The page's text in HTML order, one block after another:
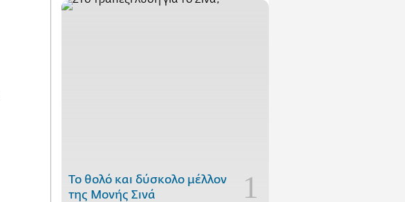
Το θολό και δύσκολο μέλλον
της Μονής Σινά